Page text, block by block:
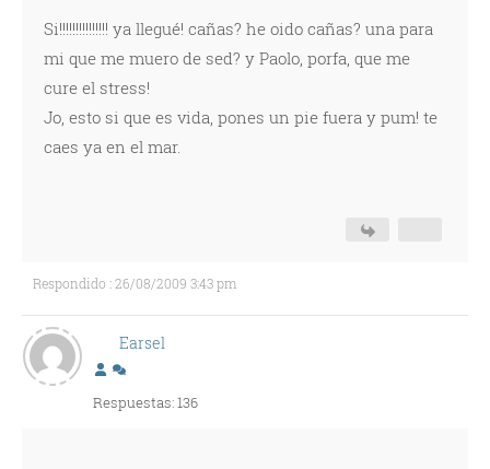
Si!!!!!!!!!!!!!!! ya llegué! cañas? he oido cañas? una para
mi que me muero de sed? y Paolo, porfa, que me
cure el stress!
Jo, esto si que es vida, pones un pie fuera y pum! te
caes ya en el mar.
Respondido : 26/08/2009 3:43 pm
Earsel
Respuestas: 136